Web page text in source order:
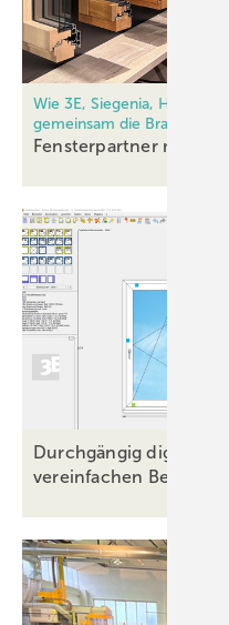
Wie 3E, Siegenia, Homag,
gemeinsam die Branche
Fensterpartner meets
Durchgängig digital:
vereinfachen